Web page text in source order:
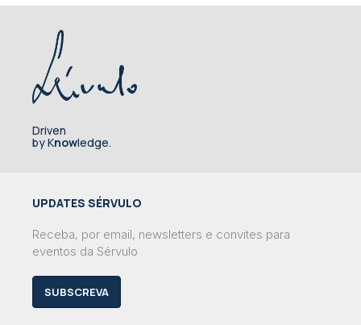
Driven
by Knowledge.
UPDATES SÉRVULO
Receba, por email, newsletters e convites para
eventos da Sérvulo
SUBSCREVA